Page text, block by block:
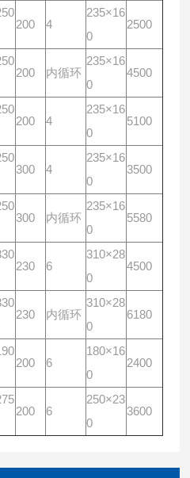
200 4
235×16
0
2500
200 内循环
235×16
0
4500
200 4
235×16
0
5100
300 4
235×16
0
3500
300 内循环
235×16
0
5580
230 6
310×28
0
4500
230 内循环
310×28
0
6180
200 6
180×16
0
2400
200 6
250×23
0
3600